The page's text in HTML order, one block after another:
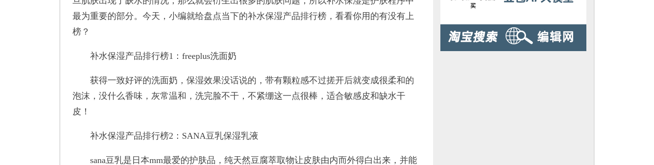
最为重要的部分。今天，小编就给盘点当下的补水保湿产品排行榜，看看你用的有没有上
榜？
补水保湿产品排行榜1：freeplus洗面奶
获得一致好评的洗面奶，保湿效果没话说的，带有颗粒感不过搓开后就变成很柔和的
泡沫，没什么香味，灰常温和，洗完脸不干，不紧绷这一点很棒，适合敏感皮和缺水干
皮！
补水保湿产品排行榜2：SANA豆乳保湿乳液
sana豆乳是日本mm最爱的护肤品，纯天然豆腐萃取物让皮肤由内而外得白出来，并能